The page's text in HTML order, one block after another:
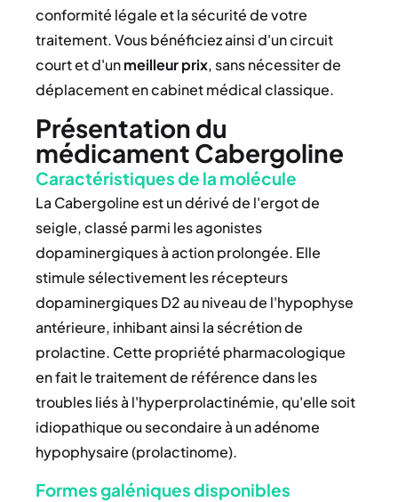
conformité légale et la sécurité de votre
traitement. Vous bénéficiez ainsi d'un circuit
court et d'unmeilleur prix, sans nécessiter de
déplacement en cabinet médical classique.
Présentation du
médicament Cabergoline
Caractéristiques de la molécule
La Cabergoline est un dérivé de l'ergot de
seigle, classé parmi les agonistes
dopaminergiques à action prolongée. Elle
stimule sélectivement les récepteurs
dopaminergiques D2 au niveau de l'hypophyse
antérieure, inhibant ainsi la sécrétion de
prolactine. Cette propriété pharmacologique
en fait le traitement de référence dans les
troubles liés à l'hyperprolactinémie, qu'elle soit
idiopathique ou secondaire à un adénome
hypophysaire (prolactinome).
Formes galéniques disponibles